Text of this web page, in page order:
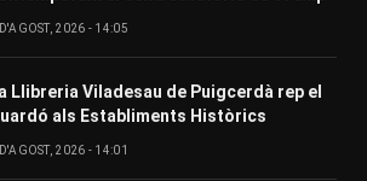
2026 - 14:05
Llibreria Viladesau de Puigcerdà rep el
als Establiments Històrics
2026 - 14:01